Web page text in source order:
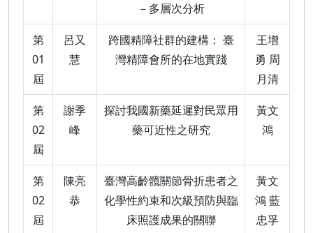
－多層次分析
第
01
屆
呂又
慧
跨國精障社群的建構： 臺
灣精障會所的在地實踐
王增
勇 周
月清
第
02
屆
謝季
峰
探討我國新藥延遲對民眾用
藥可近性之研究
黃文
鴻
第
02
屆
陳亮
恭
臺灣高齡髖關節骨折患者之
化學性約束和次級預防與臨
床照護成果的關聯
黃文
鴻 藍
忠孚